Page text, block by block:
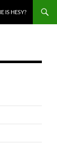
IS HESY?